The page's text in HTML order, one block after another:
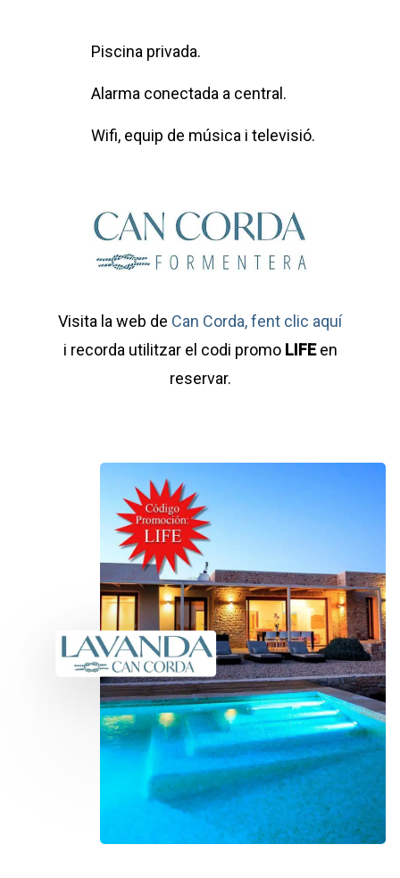
Piscina privada.
Alarma conectada a central.
Wifi, equip de música i televisió.
Visita la web de Can Corda, fent clic aquí
i recorda utilitzar el codi promo LIFEen
reservar.